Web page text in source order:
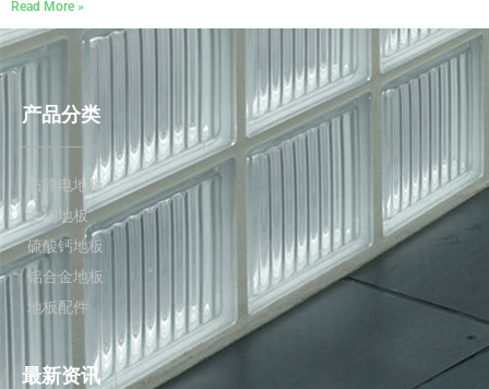
Read More »
产品分类
防静电地板
全钢地板
硫酸钙地板
铝合金地板
地板配件
最新资讯